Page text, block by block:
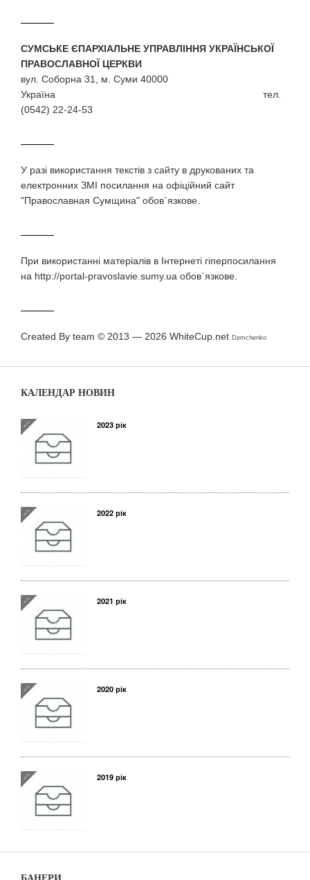
СУМСЬКЕ ЄПАРХІАЛЬНЕ УПРАВЛІННЯ УКРАЇНСЬКОЇ
ПРАВОСЛАВНОЇ ЦЕРКВИ
вул. Соборна 31, м. Суми 40000
Україна тел.
(0542) 22-24-53
У разi використання текстiв з сайту в друкованих та
електронних ЗМI посилання на офіційний сайт
"Православная Сумщина" обов`язкове.
При використаннi матерiалiв в Iнтернетi гiперпосилання
на http://portal-pravoslavie.sumy.ua обов`язкове.
Created By team © 2013 — 2026 WhiteCup.net Demchenko
КАЛЕНДАР НОВИН
2023 рік
2022 рік
2021 рік
2020 рік
2019 рік